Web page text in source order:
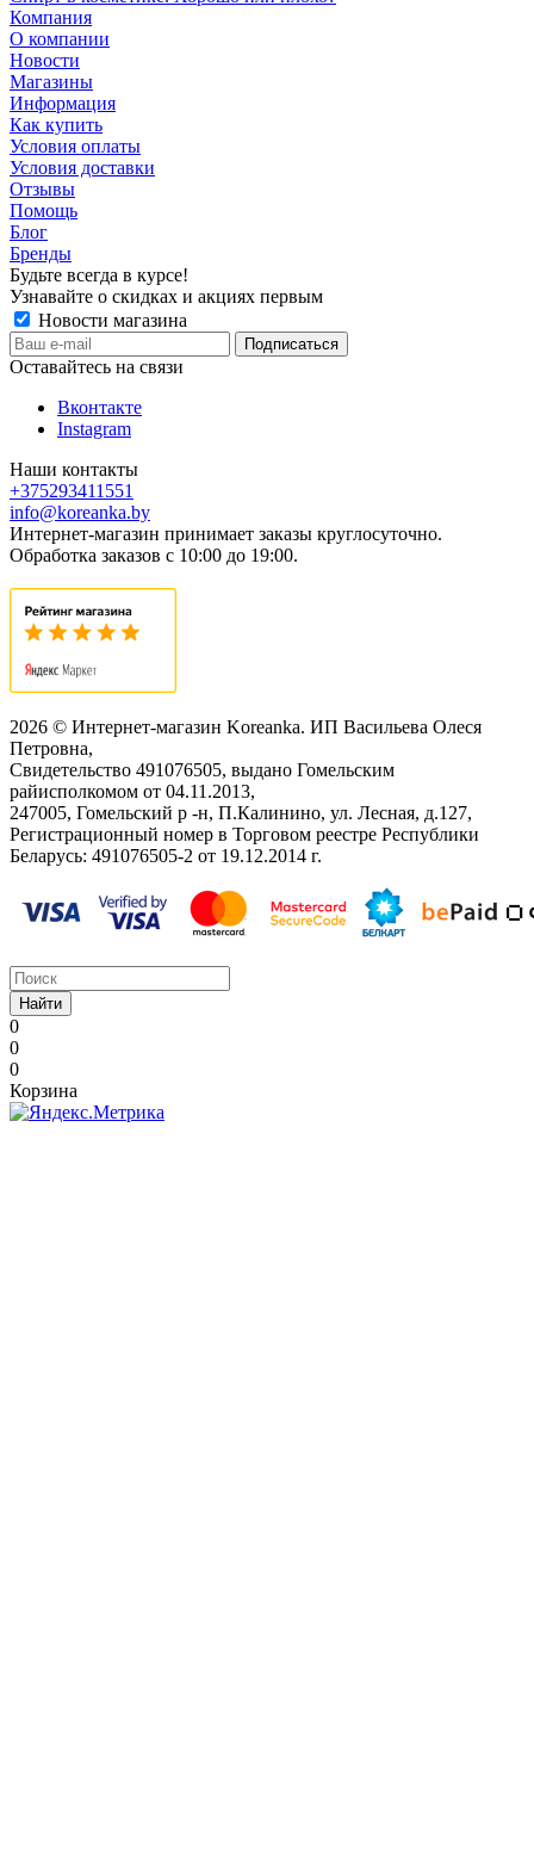
Компания
О компании
Новости
Магазины
Информация
Как купить
Условия оплаты
Условия доставки
Отзывы
Помощь
Блог
Бренды
Будьте всегда в курсе!
Узнавайте о скидках и акциях первым
Новости магазина
Оставайтесь на связи
Вконтакте
Instagram
Наши контакты
+375293411551
info@koreanka.by
Интернет-магазин принимает заказы круглосуточно.
Обработка заказов с 10:00 до 19:00.
2026 © Интернет-магазин Koreanka. ИП Васильева Олеся
Петровна,
Свидетельство ‎491076505, выдано Гомельским
райисполкомом от 04.11.2013,
247005, Гомельский р -н, П.Калинино, ул. Лесная, д.127,
Регистрационный номер в Торговом реестре Республики
Беларусь: ‎491076505-2 от 19.12.2014 г.
Найти
0
0
0
Корзина